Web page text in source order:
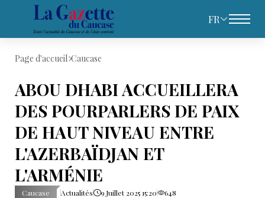
FR
Page d'accueil Caucase
ABOU DHABI ACCUEILLERA
DES POURPARLERS DE PAIX
DE HAUT NIVEAU ENTRE
L'AZERBAÏDJAN ET
L'ARMÉNIE
Caucase Actualités 9 Juillet 2025 15:20 648